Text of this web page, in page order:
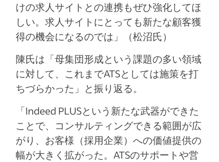
けの求人サイトとの連携もぜひ強化してほ
しい。求人サイトにとっても新たな顧客獲
得の機会になるのでは」（松沼氏）
陳氏は「母集団形成という課題の多い領域
に対して、これまでATSとしては施策を打
ちづらかった」と振り返る。
「Indeed PLUSという新たな武器ができた
ことで、コンサルティングできる範囲が広
がり、お客様（採用企業）への価値提供の
幅が大きく拡がった。ATSのサポートや営